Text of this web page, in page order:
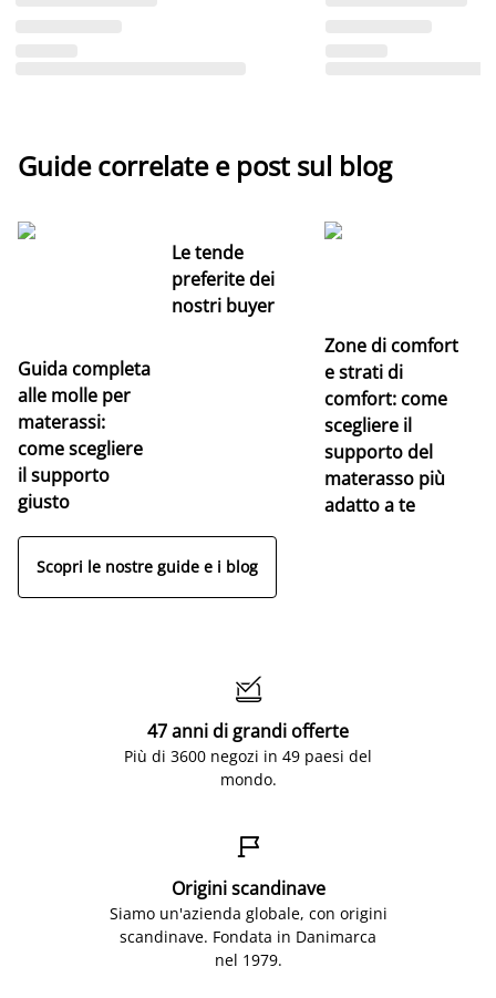
Guide correlate e post sul blog
Guida completa
alle molle per
materassi:
come scegliere
il supporto
giusto
Le tende
preferite dei
nostri buyer
Zone di comfort
e strati di
comfort: come
scegliere il
supporto del
materasso più
adatto a te
Scopri le nostre guide e i blog

47 anni di grandi offerte
Più di 3600 negozi in 49 paesi del
mondo.

Origini scandinave
Siamo un'azienda globale, con origini
scandinave. Fondata in Danimarca
nel 1979.